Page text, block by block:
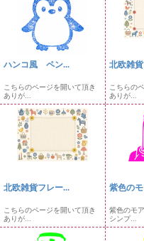
ハンコ風 ペン...
こちらのページを開いて頂き
ありが...
北欧雑
こちらの
ありが...
北欧雑貨フレー...
こちらのページを開いて頂き
ありが...
紫色の
紫色のモ
シンプ...